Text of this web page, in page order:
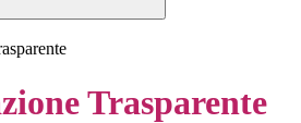
Trasparente